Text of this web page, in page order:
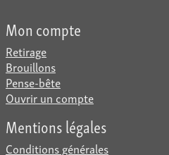
Mon compte
Retirage
Brouillons
Pense-bête
Ouvrir un compte
Mentions légales
Conditions générales